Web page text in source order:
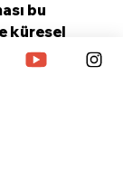
bu
küresel
önlemek